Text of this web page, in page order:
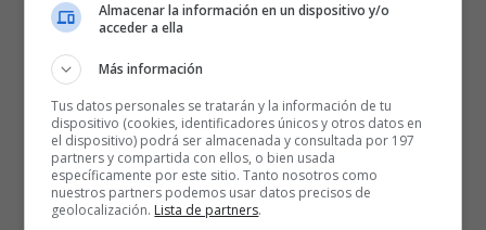
Almacenar la información en un dispositivo y/o
acceder a ella
Más información
Tus datos personales se tratarán y la información de tu
dispositivo (cookies, identificadores únicos y otros datos en
el dispositivo) podrá ser almacenada y consultada por 197
partners y compartida con ellos, o bien usada
específicamente por este sitio. Tanto nosotros como
nuestros partners podemos usar datos precisos de
geolocalización. Lista de partners.